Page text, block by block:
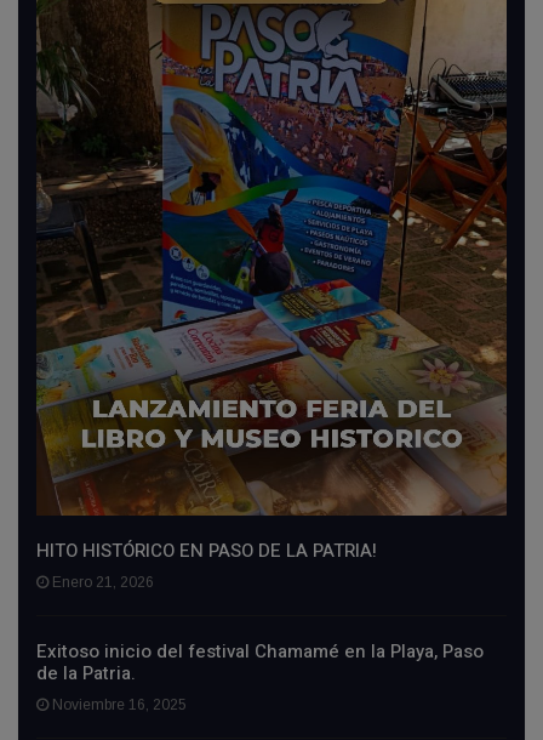
HITO HISTÓRICO EN PASO DE LA PATRIA!
Enero 21, 2026
Exitoso inicio del festival Chamamé en la Playa, Paso
de la Patria.
Noviembre 16, 2025